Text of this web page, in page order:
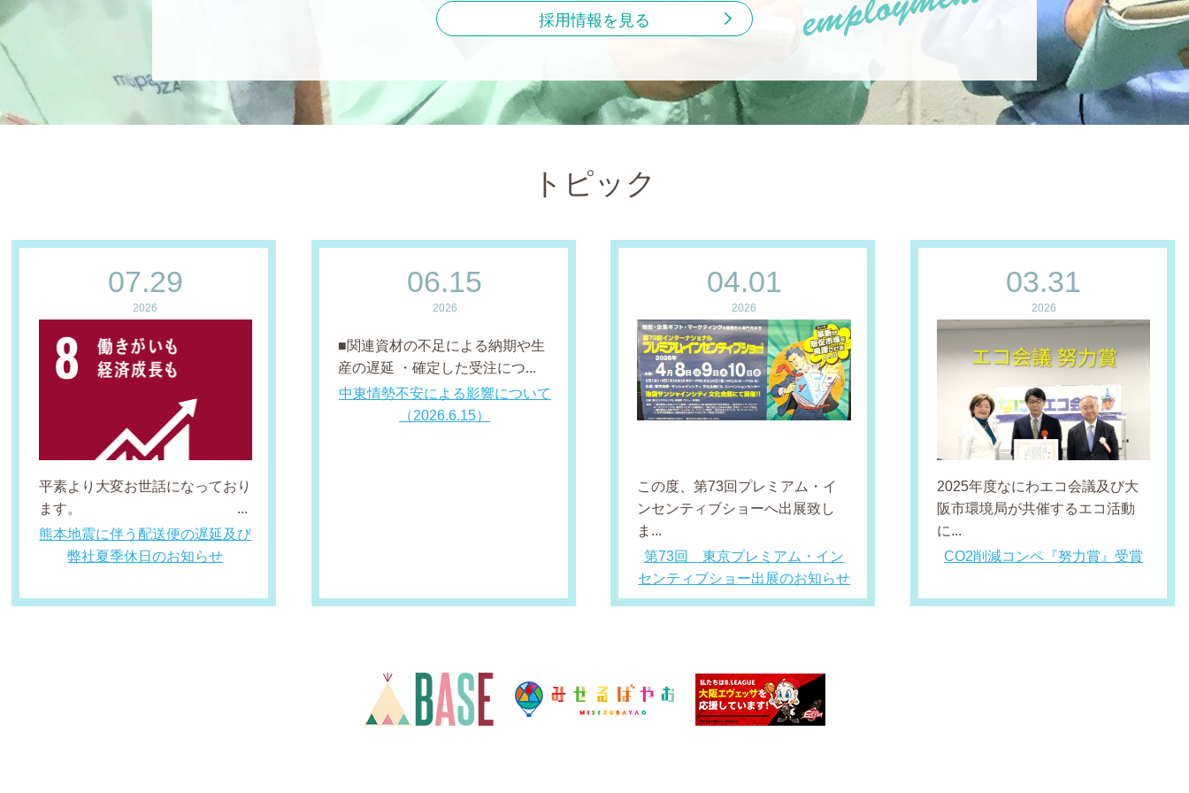
採用情報を見る
トピック
07.29
2026
平素より大変お世話になっており
ます。 ...
熊本地震に伴う配送便の遅延及び
弊社夏季休日のお知らせ
06.15
2026
■関連資材の不足による納期や生
産の遅延 ・確定した受注につ...
中東情勢不安による影響について
（2026.6.15）
04.01
2026
この度、第73回プレミアム・イ
ンセンティブショーへ出展致し
ま...
第73回 東京プレミアム・イン
センティブショー出展のお知らせ
03.31
2026
2025年度なにわエコ会議及び大
阪市環境局が共催するエコ活動
に...
CO2削減コンペ『努力賞』受賞